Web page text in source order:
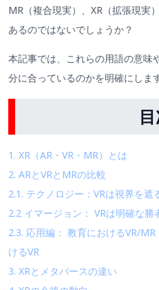
MR（複合現実）、XR（拡張現実
あるのではないでしょうか？
本記事では、これらの用語の意味
分に合っているのかを明確にします
1. XR（AR・VR・MR）とは
2. ARとVRとMRの比較
2.1. テクノロジー：VRは視界を遮
2.2 イマージョン： VRは明確な勝
2.3. 応用編： 教育におけるVR/
けるVR
3. XRとメタバースの違い